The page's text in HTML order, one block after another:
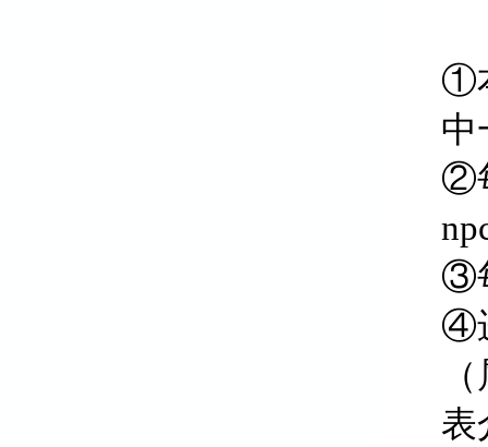
①
中
②
③
④
表